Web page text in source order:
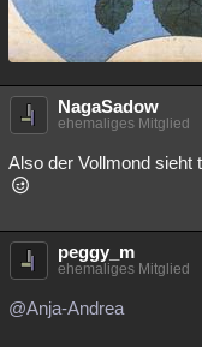
NagaSadow
ehemaliges Mitglied
Also der Vollmond sieht
peggy_m
ehemaliges Mitglied
@Anja-Andrea